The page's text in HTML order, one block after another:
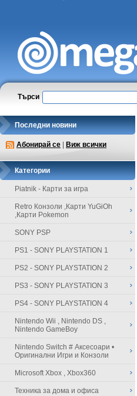
Търси
Последни новини
Абонирай се Виж всички
Категории
Piatnik - Карти за игра
Retro Конзоли ,Карти YuGiOh
,Карти Pokemon
SONY PSP
PS1 - SONY PLAYSTATION 1
PS2 - SONY PLAYSTATION 2
PS3 - SONY PLAYSTATION 3
PS4 - SONY PLAYSTATION 4
Nintendo Wii , Nintendo DS ,
Nintendo GameBoy
Nintendo Switch # Аксесоари •
Оригинални Игри и Конзоли
Microsoft Xbox , Xbox360
Техника за дома и офиса